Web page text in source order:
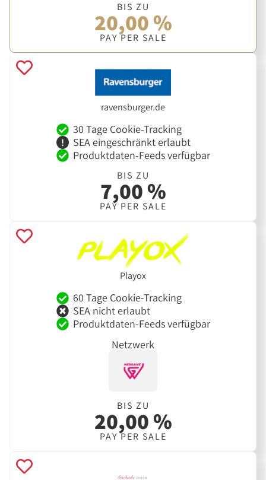
BIS ZU
20,00 %
PAY PER SALE
ravensburger.de
30 Tage Cookie-Tracking
SEA eingeschränkt erlaubt
Produktdaten-Feeds verfügbar
BIS ZU
7,00 %
PAY PER SALE
Playox
60 Tage Cookie-Tracking
SEA nicht erlaubt
Produktdaten-Feeds verfügbar
Netzwerk
BIS ZU
20,00 %
PAY PER SALE